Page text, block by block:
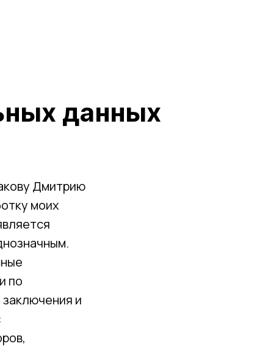
данных
Дмитрию
моих
по
и